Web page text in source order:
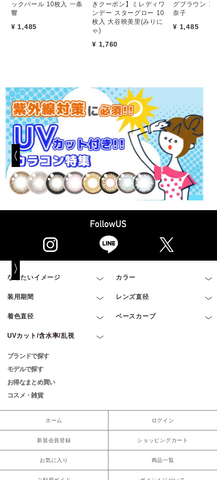
ックパール 10枚入 一条
響
¥ 1,485
きクーポン】ミレディワ
ンデー スターグロー 10
枚入 大谷映美里(みりに
ゃ)
¥ 1,760
グブラウン
奈子
¥ 1,485
なりたいイメージ カラー
装用期間 レンズ直径
着色直径 ベースカーブ
UVカット/含水率/乱視
ブランドで探す
モデルで探す
お得なまとめ買い
コスメ・雑貨
ホーム ログイン
新規会員登録 ショッピングカート
お気に入り 商品一覧